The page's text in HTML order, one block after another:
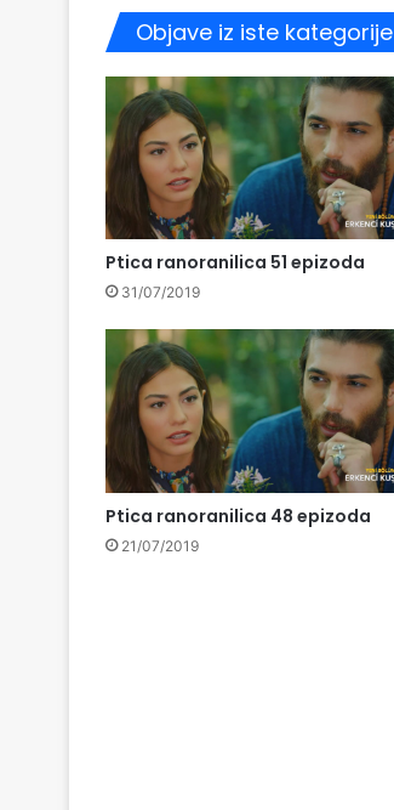
Objave iz iste kategorije
Ptica ranoranilica 51 epizoda
31/07/2019
Ptica ranoranilica 48 epizoda
21/07/2019